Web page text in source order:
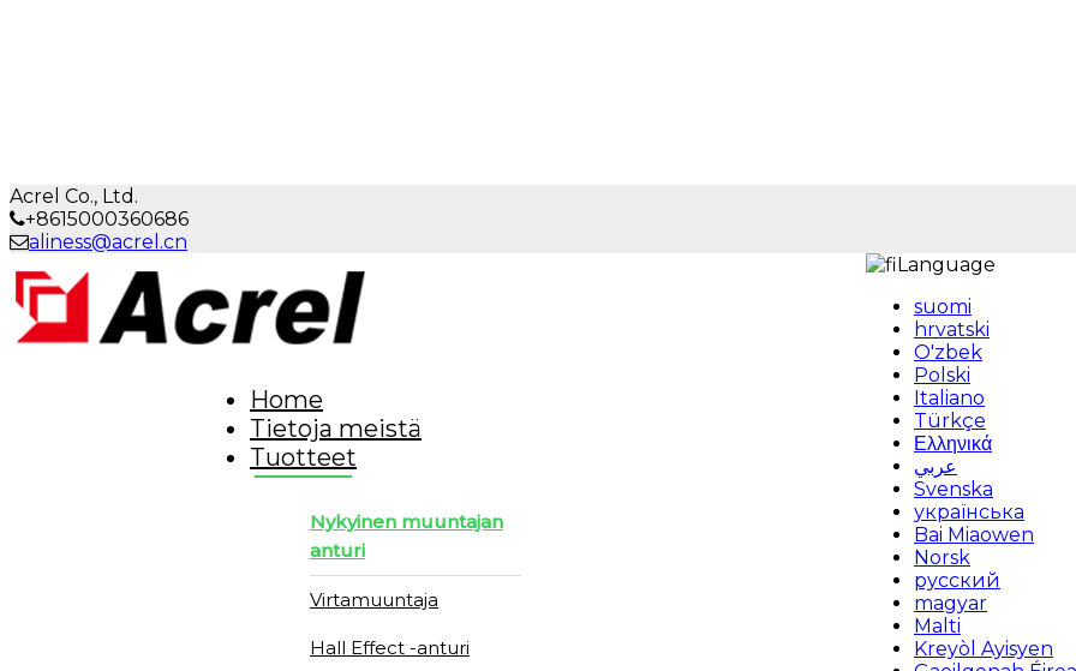
Acrel Co., Ltd.
+8615000360686
aliness@acrel.cn
Language
suomi
hrvatski
O'zbek
Polski
Italiano
Türkçe
Ελληνικά
عربي
Svenska
українська
Bai Miaowen
Norsk
русский
magyar
Malti
Kreyòl Ayisyen
Home
Tietoja meistä
Tuotteet
Nykyinen muuntajan
anturi
Virtamuuntaja
Hall Effect -anturi